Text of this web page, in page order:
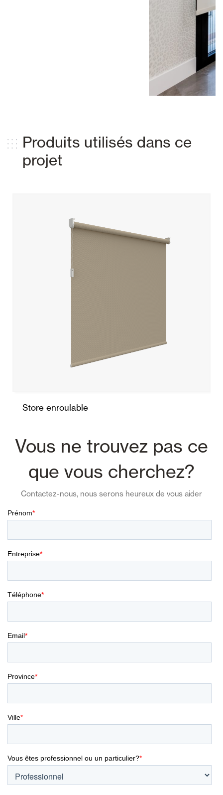
Produits utilisés dans ce
projet
Store enroulable
Vous ne trouvez pas ce
que vous cherchez?
Contactez-nous, nous serons heureux de vous aider